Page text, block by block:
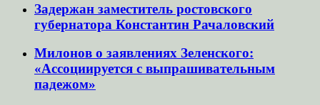
Задержан заместитель ростовского
губернатора Константин Рачаловский
Милонов о заявлениях Зеленского:
«Ассоциируется с выпрашивательным
падежом»